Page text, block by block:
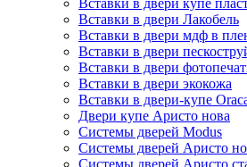
Вставки в двери купе
Вставки в двери Лакобель
Вставки в двери мдф в
Вставки в двери
Вставки в двери
Вставки в двери экокожа
Вставки в двери-купе
Двери купе Аристо нова
Системы дверей Modus
Системы дверей Аристо
Системы дверей Аристо